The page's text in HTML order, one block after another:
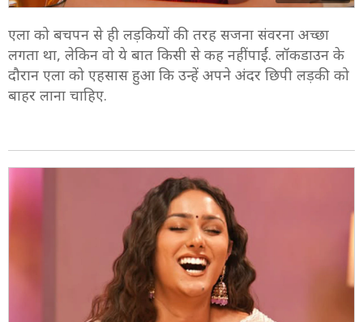
एला को बचपन से ही लड़कियों की तरह सजना संवरना अच्छा
लगता था, लेकिन वो ये बात किसी से कह नहीं पाईं. लॉकडाउन के
दौरान एला को एहसास हुआ कि उन्हें अपने अंदर छिपी लड़की को
बाहर लाना चाहिए.